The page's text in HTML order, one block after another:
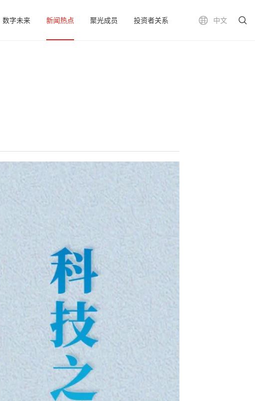
中文
数字未来 新闻热点 聚光成员 投资者关系